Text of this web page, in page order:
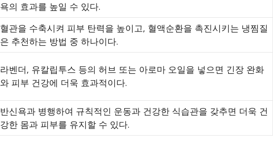
욕의 효과를 높일 수 있다.
혈관을 수축시켜 피부 탄력을 높이고, 혈액순환을 촉진시키는 냉찜질
은 추천하는 방법 중 하나이다.
라벤더, 유칼립투스 등의 허브 또는 아로마 오일을 넣으면 긴장 완화
와 피부 건강에 더욱 효과적이다.
반신욕과 병행하여 규칙적인 운동과 건강한 식습관을 갖추면 더욱 건
강한 몸과 피부를 유지할 수 있다.